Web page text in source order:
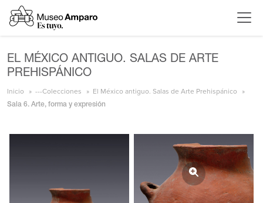
EL MÉXICO ANTIGUO. SALAS DE ARTE
PREHISPÁNICO
Inicio ---Colecciones El México antiguo. Salas de Arte Prehispánico
Sala 6. Arte, forma y expresión